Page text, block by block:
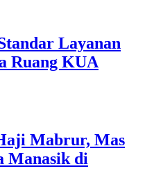
Layanan
Ruang KUA
Mabrur, Mas
Manasik di